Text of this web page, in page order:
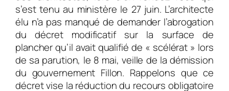
s’est tenu au ministère le 27 juin. L’architecte
élu n’a pas manqué de demander l’abrogation
du décret modificatif sur la surface de
plancher qu’il avait qualifié de « scélérat » lors
de sa parution, le 8 mai, veille de la démission
du gouvernement Fillon. Rappelons que ce
décret vise la réduction du recours obligatoire